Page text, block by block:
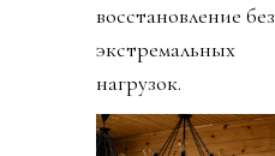
восстановление без
экстремальных
нагрузок.